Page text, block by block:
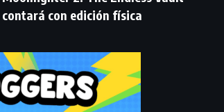
contará con edición física